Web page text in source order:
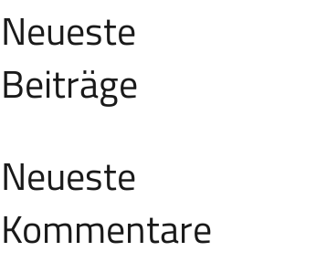
Neueste
Beiträge
Neueste
Kommentare